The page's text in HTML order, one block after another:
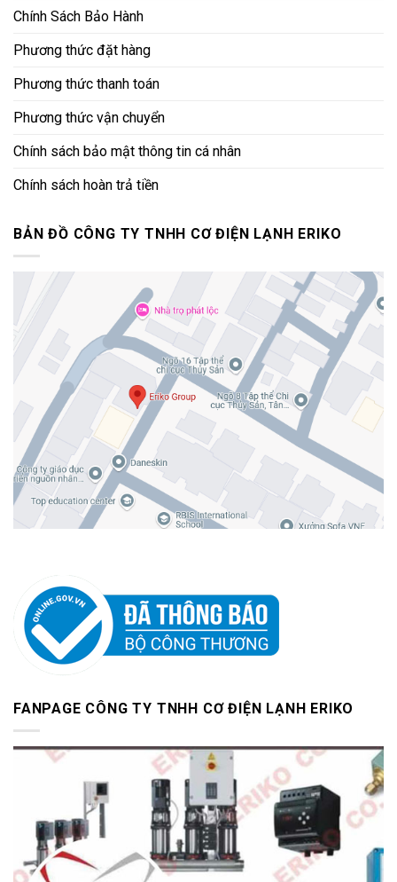
Chính Sách Bảo Hành
Phương thức đặt hàng
Phương thức thanh toán
Phương thức vận chuyển
Chính sách bảo mật thông tin cá nhân
Chính sách hoàn trả tiền
BẢN ĐỒ CÔNG TY TNHH CƠ ĐIỆN LẠNH ERIKO
FANPAGE CÔNG TY TNHH CƠ ĐIỆN LẠNH ERIKO